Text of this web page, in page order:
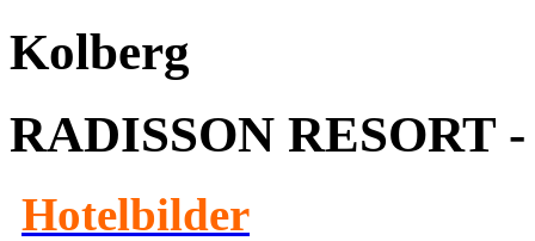
Kolberg
RADISSON RESORT
Hotelbilder